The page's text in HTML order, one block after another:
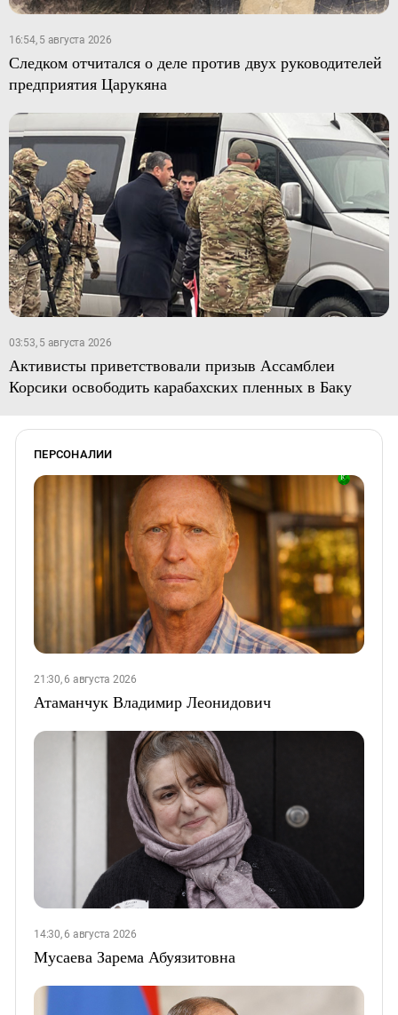
16:54, 5 августа 2026
Следком отчитался о деле против двух руководителей
предприятия Царукяна
03:53, 5 августа 2026
Активисты приветствовали призыв Ассамблеи
Корсики освободить карабахских пленных в Баку
ПЕРСОНАЛИИ
21:30, 6 августа 2026
Атаманчук Владимир Леонидович
14:30, 6 августа 2026
Мусаева Зарема Абуязитовна